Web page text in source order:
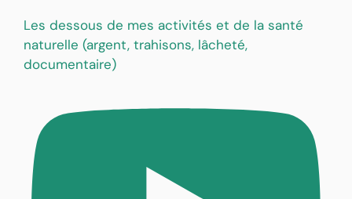
Les dessous de mes activités et de la santé
naturelle (argent, trahisons, lâcheté,
documentaire)